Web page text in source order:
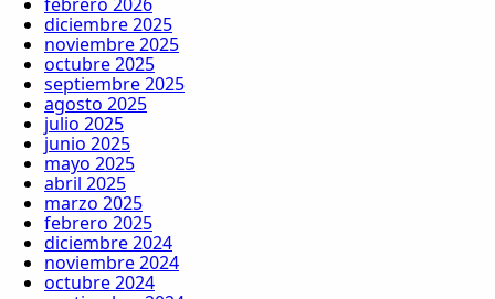
diciembre 2025
noviembre 2025
octubre 2025
septiembre 2025
agosto 2025
julio 2025
junio 2025
mayo 2025
abril 2025
marzo 2025
febrero 2025
diciembre 2024
noviembre 2024
octubre 2024